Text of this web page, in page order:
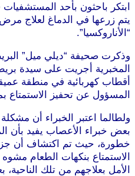
ابتكر باحثون بأحد
يتم زرعها في الدماغ لعلاج
“الأناروكسيا”.
وذكرت صحيفة “ديلي ميل”
المخبرية أجريت على سيدة
أقطاب كهربائية في منطقة
المسؤول عن تحفيز الاستمتاع
ولطالما اعتبر الخبراء أن
بعض خبراء الأعصاب يفيد بأن
خطورة، حيث تم اكتشاف أن
الاستمتاع بنكهات الطعام
الأمل بعلاجهم من تلك الناحية،